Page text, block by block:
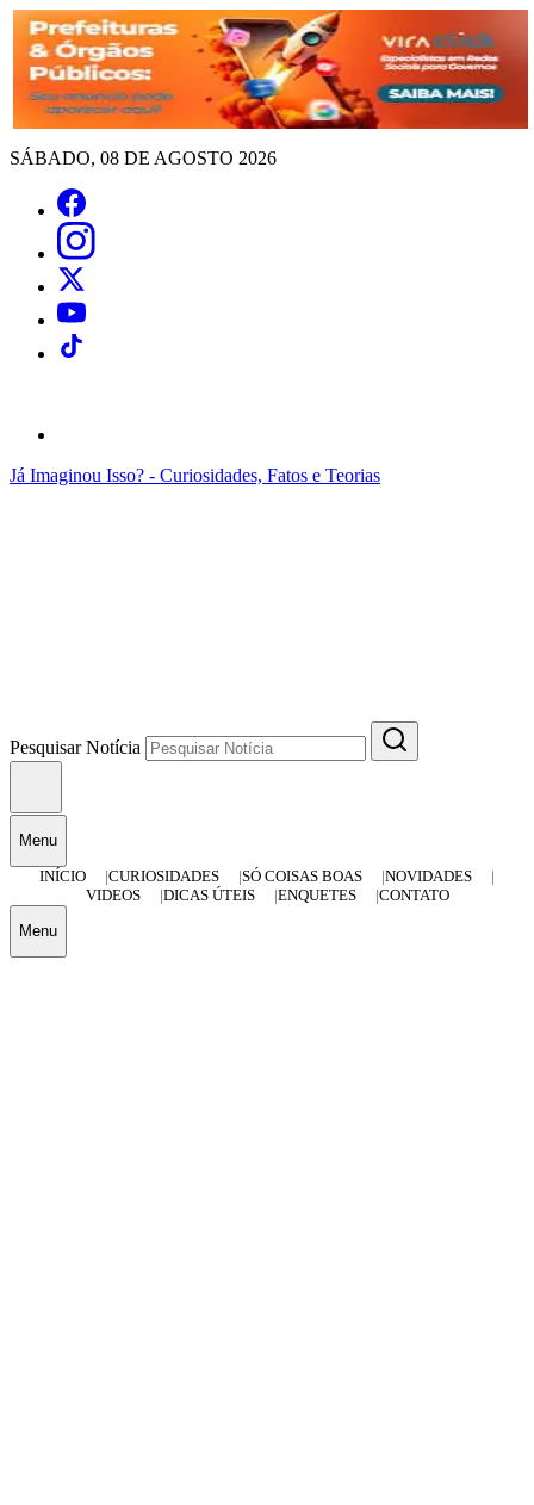
SÁBADO, 08 DE AGOSTO 2026
Já Imaginou Isso? - Curiosidades, Fatos e Teorias
Pesquisar Notícia
Menu
INÍCIO
CURIOSIDADES SÓ COISAS BOAS
NOVIDADES
VIDEOS
DICAS ÚTEIS ENQUETES CONTATO
Menu